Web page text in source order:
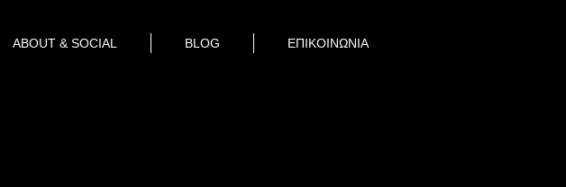
ABOUT & SOCIAL BLOG ΕΠΙΚΟΙΝΩΝΙΑ